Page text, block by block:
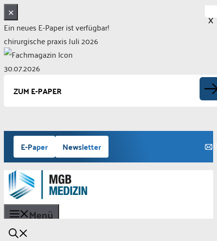
✕
Ein neues E-Paper ist verfügbar!
chirurgische praxis Juli 2026
30.07.2026
ZUM E-PAPER
Zum
Inhalt
springen
E-Paper Newsletter
Menü
X